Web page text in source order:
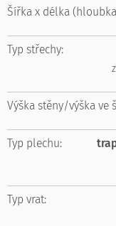
Šířka x délka
Typ střechy:
Výška stěny/výška ve
Typ plechu:
Typ vrat: